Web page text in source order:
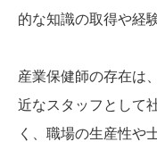
的な知識の取得や経
産業保健師の存在は
近なスタッフとして
く、職場の生産性や